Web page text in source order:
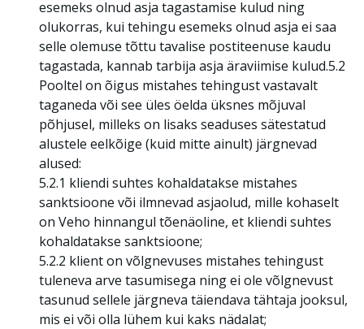
esemeks olnud asja tagastamise kulud ning
olukorras, kui tehingu esemeks olnud asja ei saa
selle olemuse tõttu tavalise postiteenuse kaudu
tagastada, kannab tarbija asja äraviimise kulud.5.2
Pooltel on õigus mistahes tehingust vastavalt
taganeda või see üles öelda üksnes mõjuval
põhjusel, milleks on lisaks seaduses sätestatud
alustele eelkõige (kuid mitte ainult) järgnevad
alused:
5.2.1 kliendi suhtes kohaldatakse mistahes
sanktsioone või ilmnevad asjaolud, mille kohaselt
on Veho hinnangul tõenäoline, et kliendi suhtes
kohaldatakse sanktsioone;
5.2.2 klient on võlgnevuses mistahes tehingust
tuleneva arve tasumisega ning ei ole võlgnevust
tasunud sellele järgneva täiendava tähtaja jooksul,
mis ei või olla lühem kui kaks nädalat;